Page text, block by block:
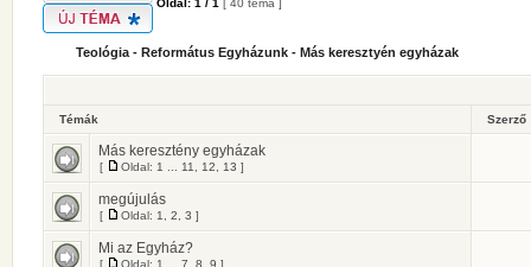
Oldal: 1 / 1 [ 40 téma ]
Teológia - Református Egyházunk - Más keresztyén egyházak
Témák Szerző
Más keresztény egyházak
[ Oldal: 1 11 12 13 ]
megújulás
[ Oldal: 1 2 3 ]
Mi az Egyház?
[ Oldal: 1 7 8 9 ]